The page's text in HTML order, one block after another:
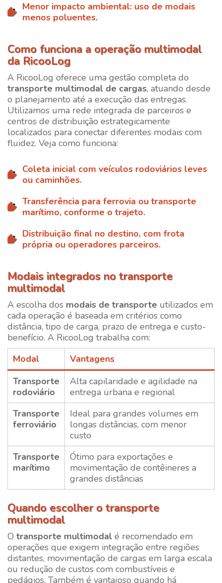
Menor impacto ambiental: uso de modais
menos poluentes.
Como funciona a operação multimodal
da RicooLog
A RicooLog oferece uma gestão completa do
transporte multimodal de cargas, atuando desde
o planejamento até a execução das entregas.
Utilizamos uma rede integrada de parceiros e
centros de distribuição estrategicamente
localizados para conectar diferentes modais com
fluidez. Veja como funciona:
Coleta inicial com veículos rodoviários leves
ou caminhões.
Transferência para ferrovia ou transporte
marítimo, conforme o trajeto.
Distribuição final no destino, com frota
própria ou operadores parceiros.
Modais integrados no transporte
multimodal
A escolha dos modais de transporte utilizados em
cada operação é baseada em critérios como
distância, tipo de carga, prazo de entrega e custo-
benefício. A RicooLog trabalha com:
Modal
Vantagens
Transporte
rodoviário
Alta capilaridade e agilidade na
entrega urbana e regional
Transporte
ferroviário
Ideal para grandes volumes em
longas distâncias, com menor
custo
Transporte
marítimo
Ótimo para exportações e
movimentação de contêineres a
grandes distâncias
Quando escolher o transporte
multimodal
O transporte multimodal é recomendado em
operações que exigem integração entre regiões
distantes, movimentação de cargas em larga escala
ou redução de custos com combustíveis e
pedágios. Também é vantajoso quando há